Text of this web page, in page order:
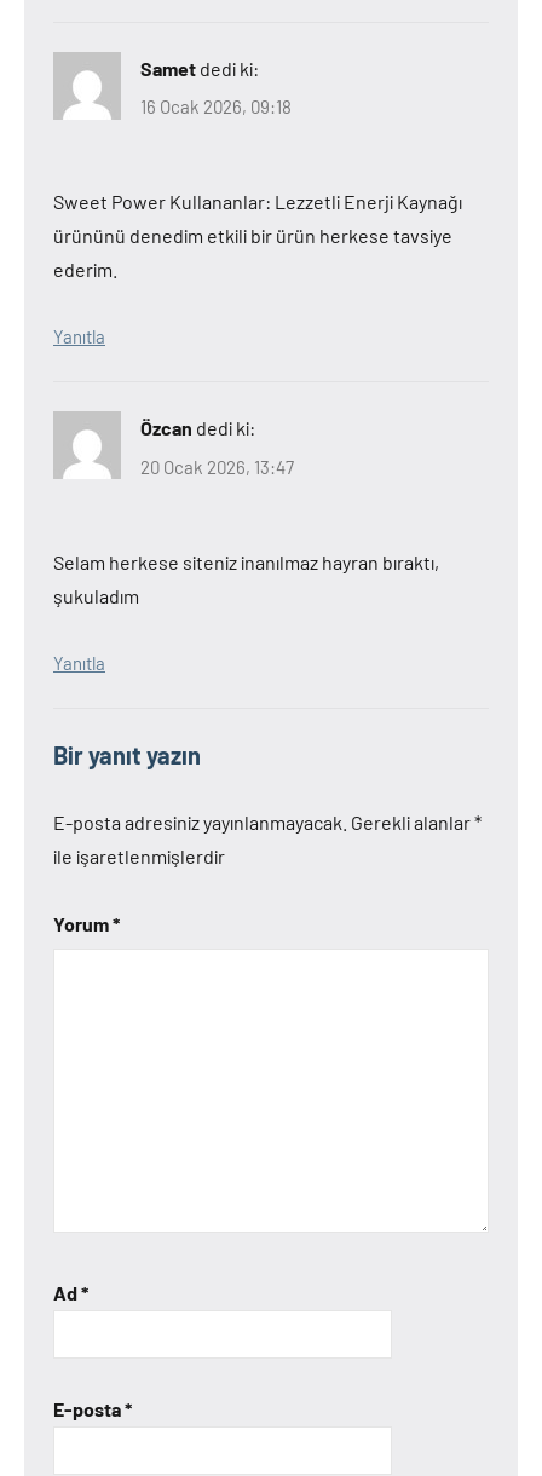
Samet dedi ki:
16 Ocak 2026, 09:18
Sweet Power Kullananlar: Lezzetli Enerji Kaynağı
ürününü denedim etkili bir ürün herkese tavsiye
ederim.
Yanıtla
Özcan dedi ki:
20 Ocak 2026, 13:47
Selam herkese siteniz inanılmaz hayran bıraktı,
şukuladım
Yanıtla
Bir yanıt yazın
E-posta adresiniz yayınlanmayacak. Gerekli alanlar*
ile işaretlenmişlerdir
Yorum*
Ad*
E-posta*